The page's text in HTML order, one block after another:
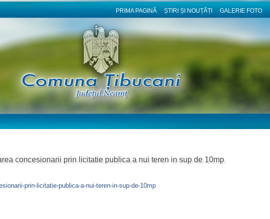
PRIMA PAGINĂ ȘTIRI ȘI NOUȚĂȚI GALERIE FOTO
concesionarii prin licitatie publica a nui teren in sup de 10mp
prin-licitatie-publica-a-nui-teren-in-sup-de-10mp